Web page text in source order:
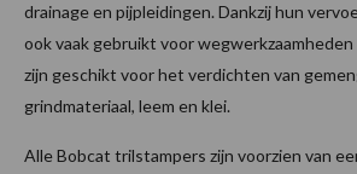
drainage en pijpleidingen. Dankzij hun
ook vaak gebruikt voor
zijn geschikt voor het verdichten van
grindmateriaal, leem en klei.
Alle Bobcat trilstampers zijn voorzien van